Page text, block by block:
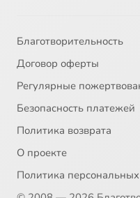
Благотворительность
Договор оферты
Регулярные
Безопасность платежей
Политика возврата
О проекте
Политика